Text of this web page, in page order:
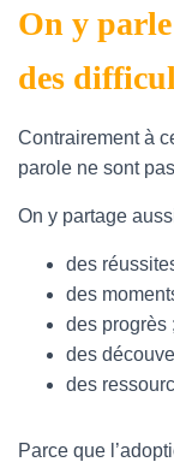
On y
des
Contrairement à
parole ne sont
On y partage
des
des
des progrès ;
des
des
Parce que